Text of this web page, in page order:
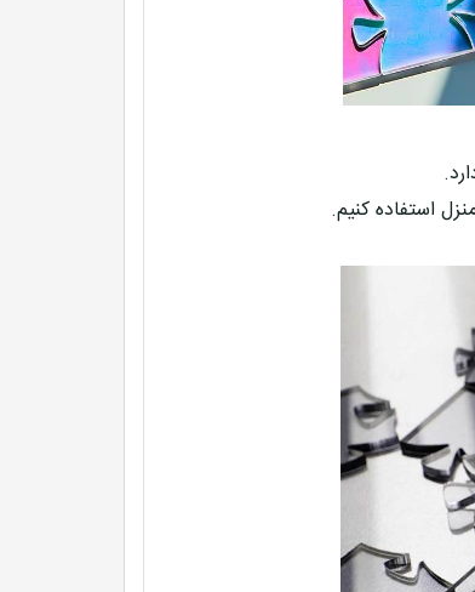
استفاده کنیم.